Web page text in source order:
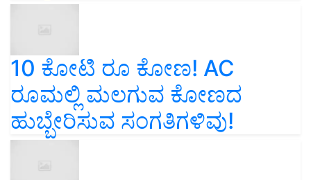
10 ಕೋಟಿ ರೂ ಕೋಣ! AC
ರೂಮಲ್ಲಿ ಮಲಗುವ ಕೋಣದ
ಹುಬ್ಬೇರಿಸುವ ಸಂಗತಿಗಳಿವು!